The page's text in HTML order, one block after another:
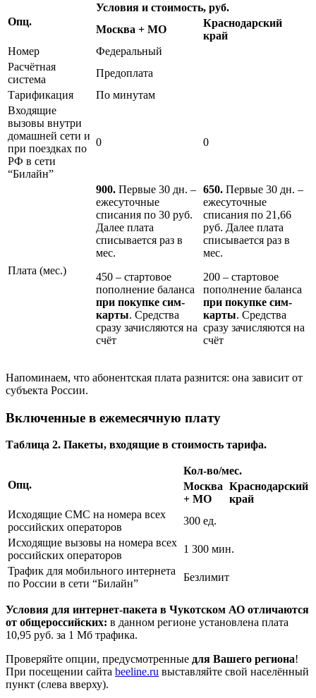
Опц.
Условия и стоимость, руб.
Москва + МО
Краснодарский
край
Номер
Федеральный
Расчётная
система
Предоплата
Тарификация
По минутам
Входящие
вызовы внутри
домашней сети и
при поездках по
РФ в сети
“Билайн”
0 0
Плата (мес.)
900. Первые 30 дн. –
ежесуточные
списания по 30 руб.
Далее плата
списывается раз в
мес.
450 – стартовое
пополнение баланса
при покупке сим-
карты. Средства
сразу зачисляются на
счёт
650. Первые 30 дн. –
ежесуточные
списания по 21,66
руб. Далее плата
списывается раз в
мес.
200 – стартовое
пополнение баланса
при покупке сим-
карты. Средства
сразу зачисляются на
счёт
Напоминаем, что абонентская плата разнится: она зависит от
субъекта России.
Включенные в ежемесячную плату
Таблица 2. Пакеты, входящие в стоимость тарифа.
Опц.
Кол-во/мес.
Москва
+ МО
Краснодарский
край
Исходящие СМС на номера всех
российских операторов
300 ед.
Исходящие вызовы на номера всех
российских операторов
1 300 мин.
Трафик для мобильного интернета
по России в сети “Билайн”
Безлимит
Условия для интернет-пакета в Чукотском АО отличаются
от общероссийских: в данном регионе установлена плата
10,95 руб. за 1 Мб трафика.
Проверяйте опции, предусмотренные для Вашего региона!
При посещении сайта beeline.ru выставляйте свой населённый
пункт (слева вверху).